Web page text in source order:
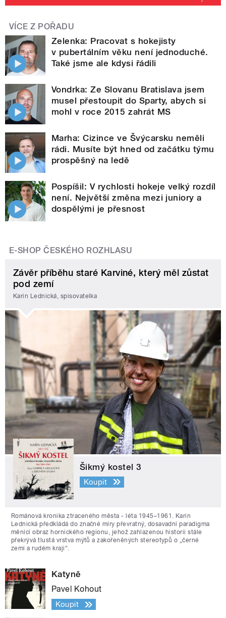
VÍCE Z POŘADU
Zelenka: Pracovat s hokejisty
v pubertálním věku není jednoduché.
Také jsme ale kdysi řádili
Vondrka: Ze Slovanu Bratislava jsem
musel přestoupit do Sparty, abych si
mohl v roce 2015 zahrát MS
Marha: Cizince ve Švýcarsku neměli
rádi. Musíte být hned od začátku týmu
prospěšný na ledě
Pospíšil: V rychlosti hokeje velký rozdíl
není. Největší změna mezi juniory a
dospělými je přesnost
E-SHOP ČESKÉHO ROZHLASU
Závěr příběhu staré Karviné, který měl zůstat
pod zemí
Karin Lednická, spisovatelka
Šikmý kostel 3
Koupit
Románová kronika ztraceného města - léta 1945–1961. Karin
Lednická předkládá do značné míry převratný, dosavadní paradigma
měnící obraz hornického regionu, jehož zahlazenou historii stále
překrývá tlustá vrstva mýtů a zakořeněných stereotypů o „černé
zemi a rudém kraji“.
Katyně
Pavel Kohout
Koupit